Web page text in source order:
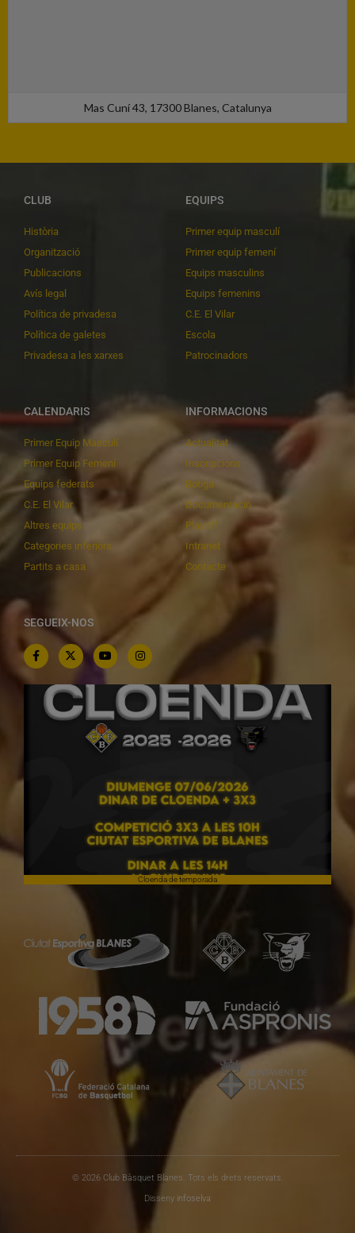
Mas Cuní 43, 17300 Blanes, Catalunya
CLUB
Història
Organització
Publicacions
Avís legal
Política de privadesa
Política de galetes
Privadesa a les xarxes
EQUIPS
Primer equip masculí
Primer equip femení
Equips masculins
Equips femenins
C.E. El Vilar
Escola
Patrocinadors
CALENDARIS
Primer Equip Masculí
Primer Equip Femení
Equips federats
C.E. El Vilar
Altres equips
Categories inferiors
Partits a casa
INFORMACIONS
Actualitat
Inscripcions
Botiga
Documentació
Playoff
Intranet
Contacte
SEGUEIX-NOS
Cloenda de temporada
© 2026 Club Bàsquet Blanes. Tots els drets reservats.
Disseny infoselva